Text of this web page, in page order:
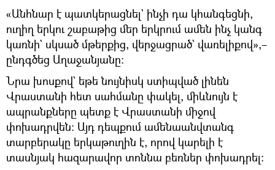
«Անհնար է պատկերացնել` ինչի դա կհանգեցնի,
ուղիղ երկու շաբաթից մեր երկրում ամեն ինչ կանգ
կառնի` սկսած մթերքից, վերջացրած` վառելիքով»,–
ընդգծեց Աղաջանյանը։
Նրա խոսքով` եթե նույնիսկ ստիպված լինեն
Վրաստանի հետ սահմանը փակել, միևնույն է
ապրանքները պետք է Վրաստանի միջով
փոխադրվեն։ Այդ դեպքում ամենաանվտանգ
տարբերակը երկաթուղին է, որով կարելի է
տասնյակ հազարավոր տոննա բեռներ փոխադրել։